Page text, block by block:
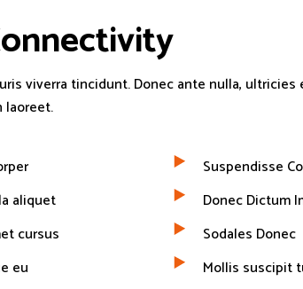
onnectivity
viverra tincidunt. Donec ante nulla,
laoreet.
aliquet
cursus
eu
Suspendisse
Donec Dictum
Sodales Donec
Mollis suscipit